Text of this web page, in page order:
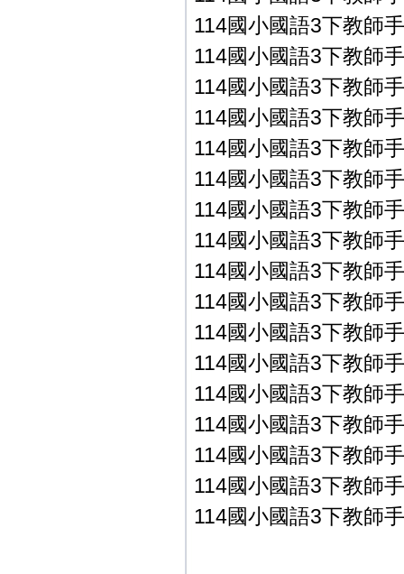
114國小國語3下教師
114國小國語3下教師
114國小國語3下教師
114國小國語3下教師
114國小國語3下教師
114國小國語3下教師
114國小國語3下教師
114國小國語3下教師
114國小國語3下教師
114國小國語3下教師
114國小國語3下教師
114國小國語3下教師
114國小國語3下教師
114國小國語3下教師
114國小國語3下教師
114國小國語3下教師
114國小國語3下教師